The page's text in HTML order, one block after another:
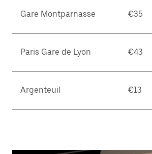
Gare Montparnasse €35
Paris Gare de Lyon €43
Argenteuil €13